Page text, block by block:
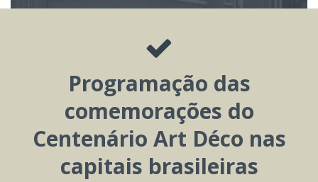
Programação das
comemorações do
Centenário Art Déco nas
capitais brasileiras